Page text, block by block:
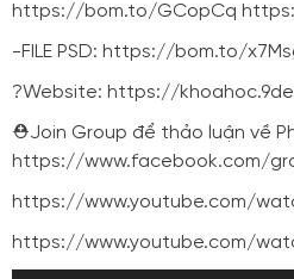
https://bom.to/GCopCq
-FILE PSD: https://bom.to/
?Website: https://
⛑️Join Group để thảo luận về
https://www.facebook.com/
https://www.youtube.com/
https://www.youtube.com/